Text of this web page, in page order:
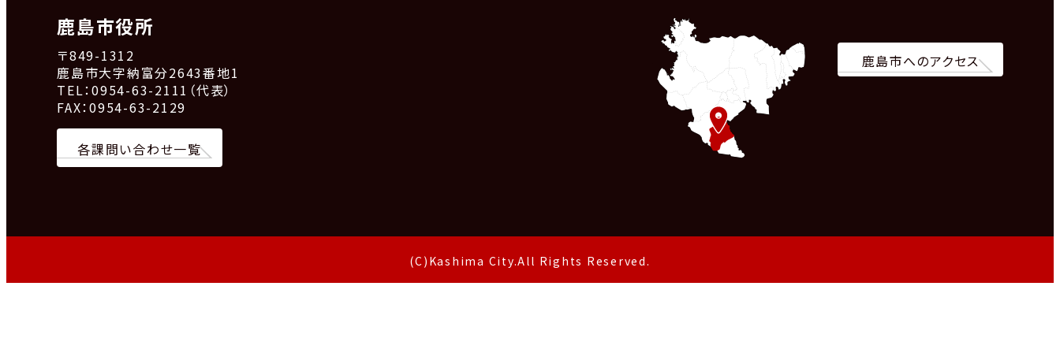
鹿島市役所
〒849-1312
鹿島市大字納富分2643番地1
TEL：0954-63-2111（代表）
FAX：0954-63-2129
各課問い合わせ一覧
鹿島市へのアクセス
(C)Kashima City.All Rights Reserved.